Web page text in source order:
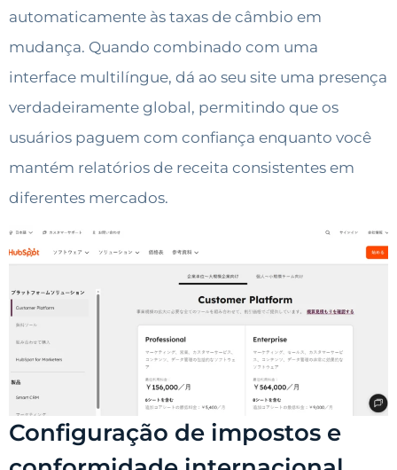
automaticamente às taxas de câmbio em
mudança. Quando combinado com uma
interface multilíngue, dá ao seu site uma presença
verdadeiramente global, permitindo que os
usuários paguem com confiança enquanto você
mantém relatórios de receita consistentes em
diferentes mercados.
Configuração de impostos e